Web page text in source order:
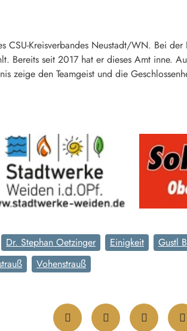
CSU-Kreisverbandes Neustadt/WN. Bei
Bereits seit 2017 hat er dieses Amt inne.
zeige den Teamgeist und die
Dr. Stephan Oetzinger Einigkeit Gustl
Vohenstrauß